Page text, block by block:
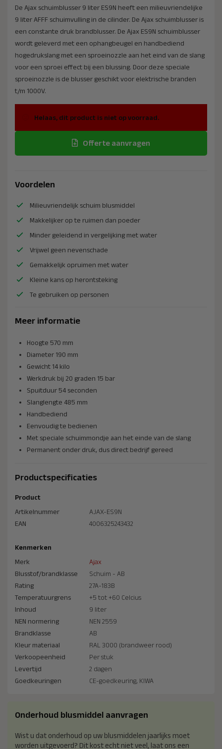
De Ajax schuimblusser 9 liter ES9N heeft een milieuvriendelijke
9 liter AFFF schuimvulling in de cilinder. De Ajax schuimblusser is
een constante druk brandblusser. De Ajax ES9N schuimblusser
wordt geleverd met een ophangbeugel en handbediend
hogedrukslang met een sproeinozzle aan het eind van de slang
voor een sproei effect bij een blussing. Door deze speciale
sproeinozzle is de blusser geschikt voor elektrische branden
t/m 1000V.
Helaas, dit product is niet op voorraad.
Offerte aanvragen
Voordelen
Milieuvriendelijk schuim blusmiddel
Makkelijker op te ruimen dan poeder
Minder geleidend in vergelijking met water
Vrijwel geen nevenschade
Gemakkelijk opruimen met water
Kleine kans op herontsteking
Te gebruiken op personen
Meer informatie
Hoogte 570 mm
Diameter 190 mm
Gewicht 14 kilo
Werkdruk bij 20 graden 15 bar
Spuitduur 54 seconden
Slanglengte 485 mm
Handbediend
Eenvoudig te bedienen
Met speciale schuimmondje aan het einde van de slang
Permanent onder druk, dus direct bedrijf gereed
Productspecificaties
Product
Artikelnummer
AJAX-ES9N
EAN
4006325243432
Kenmerken
Merk
Ajax
Blusstof/brandklasse
Schuim - AB
Rating
27A-183B
Temperatuurgrens
+5 tot +60 Celcius
Inhoud
9 liter
NEN normering
NEN 2559
Brandklasse
AB
Kleur materiaal
RAL 3000 (brandweer rood)
Verkoopeenheid
Per stuk
Levertijd
2 dagen
Goedkeuringen
CE-goedkeuring, KIWA
Onderhoud blusmiddel aanvragen
Wist u dat onderhoud op uw blusmiddelen jaarlijks moet
worden uitgevoerd? Dit kost echt niet veel, laat ons een